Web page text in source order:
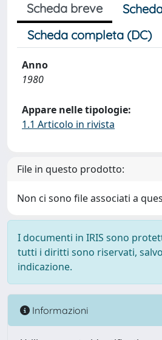
Scheda breve
Scheda completa (DC)
Anno
1980
Appare nelle tipologie:
1.1 Articolo in rivista
File in questo prodotto:
Non ci sono file associati a
I documenti in IRIS sono
tutti i diritti sono riservati,
indicazione.
Informazioni